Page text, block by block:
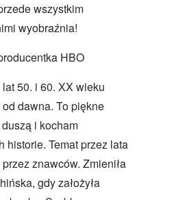
wszystkim
wyobraźnia!
HBO
50. i 60. XX wieku
dawna. To piękne
i kocham
historie. Temat przez lata
znawców. Zmieniła
gdy założyła